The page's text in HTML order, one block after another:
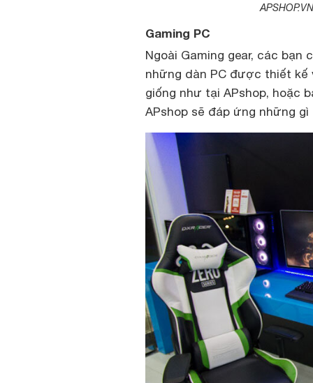
Gaming PC
Ngoài Gaming gear, các
những dàn PC được thiết kế
giống như tại APshop, hoặc
APshop sẽ đáp ứng những gì